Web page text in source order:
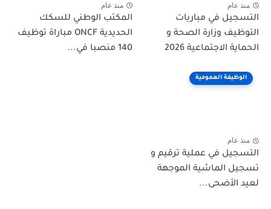
منذ عام
التسجيل في مباريات
التوظيف وزارة الصحة و
الحماية الاجتماعية 2026
منذ عام
المكتب الوطني للسكك
الحديدية ONCF مباراة توظيف
140 منصبا في...
الوظيفة العمومية
منذ عام
التسجيل في عملية ترقيم و
تسجيل الماشية الموجهة
لعيد الأضحى...